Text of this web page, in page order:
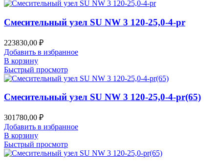
Смесительный узел SU NW 3 120-25,0-4-pr
223830,00 ₽
Добавить в избранное
В корзину
Быстрый просмотр
Смесительный узел SU NW 3 120-25,0-4-pr(65)
301780,00 ₽
Добавить в избранное
В корзину
Быстрый просмотр